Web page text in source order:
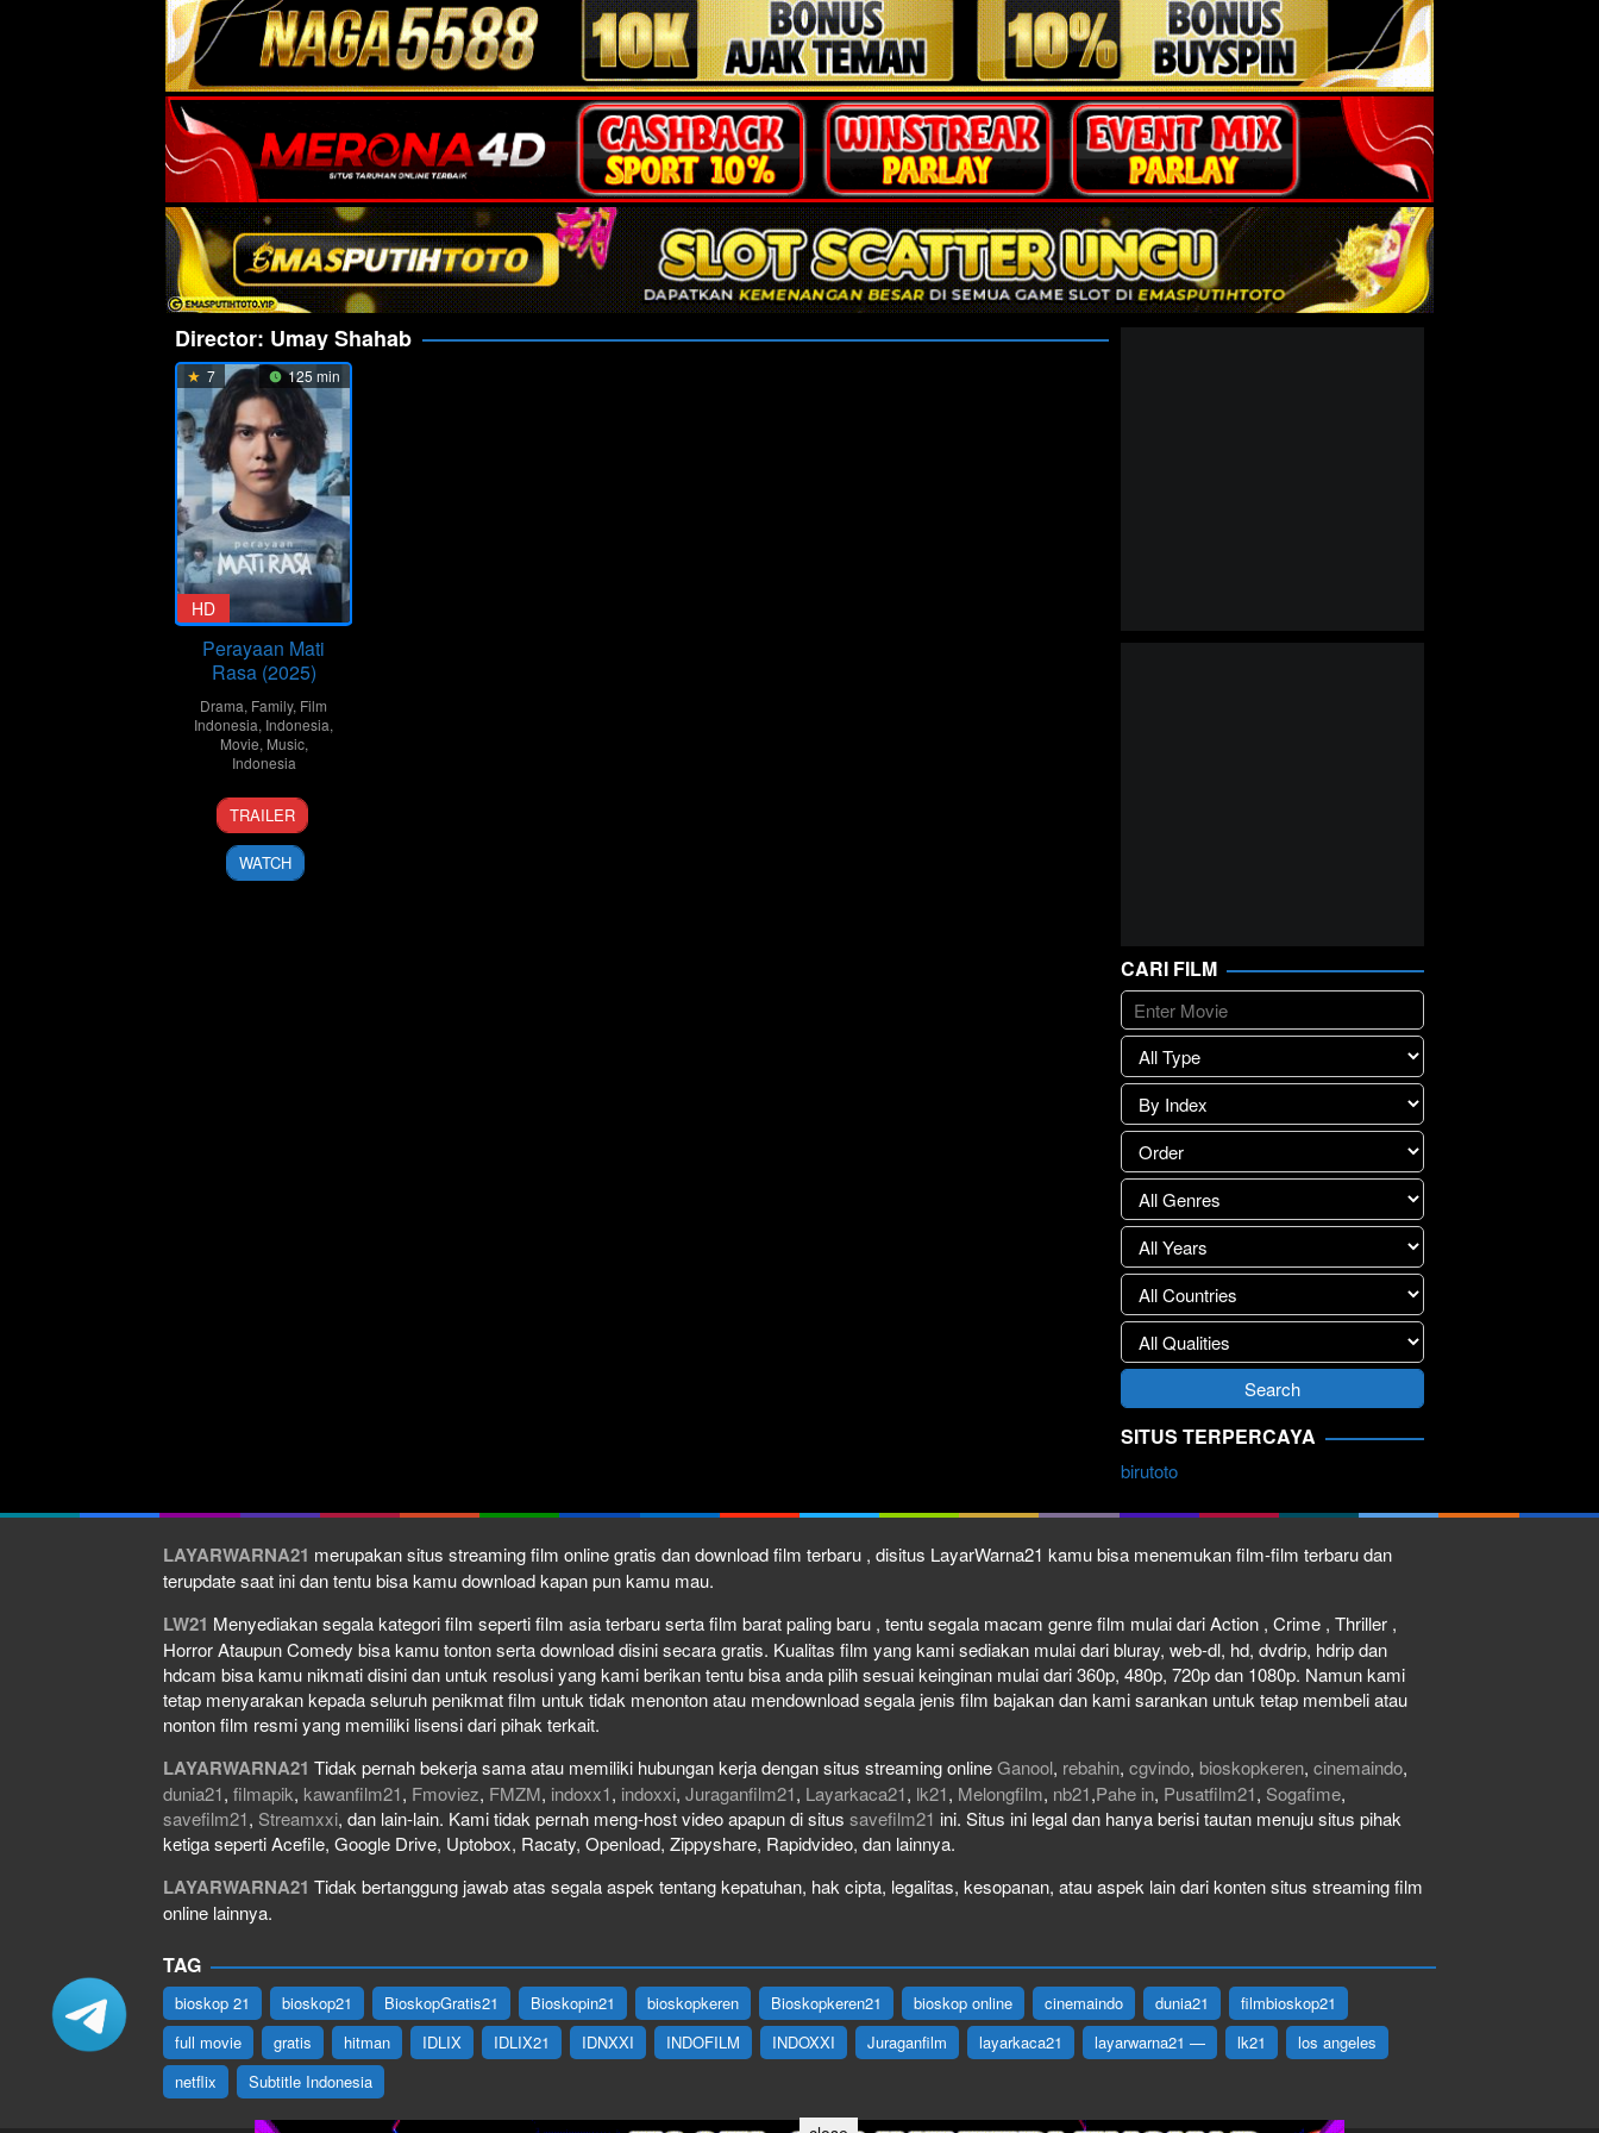
Director: Umay Shahab
7 125 min
HD
Perayaan Mati
Rasa (2025)
Drama, Family, Film
Indonesia, Indonesia,
Movie, Music,
Indonesia
29
Jan
2025
Umay
Shahab
TRAILER
WATCH
CARI FILM
SITUS TERPERCAYA
birutoto
LAYARWARNA21 merupakan situs streaming film online gratis dan download film terbaru , disitus LayarWarna21 kamu bisa menemukan film-film terbaru dan
terupdate saat ini dan tentu bisa kamu download kapan pun kamu mau.
LW21 Menyediakan segala kategori film seperti film asia terbaru serta film barat paling baru , tentu segala macam genre film mulai dari Action , Crime , Thriller ,
Horror Ataupun Comedy bisa kamu tonton serta download disini secara gratis. Kualitas film yang kami sediakan mulai dari bluray, web-dl, hd, dvdrip, hdrip dan
hdcam bisa kamu nikmati disini dan untuk resolusi yang kami berikan tentu bisa anda pilih sesuai keinginan mulai dari 360p, 480p, 720p dan 1080p. Namun kami
tetap menyarakan kepada seluruh penikmat film untuk tidak menonton atau mendownload segala jenis film bajakan dan kami sarankan untuk tetap membeli atau
nonton film resmi yang memiliki lisensi dari pihak terkait.
LAYARWARNA21 Tidak pernah bekerja sama atau memiliki hubungan kerja dengan situs streaming onlineGanool, rebahin, cgvindo, bioskopkeren, cinemaindo,
dunia21, filmapik, kawanfilm21, Fmoviez, FMZM, indoxx1, indoxxi, Juraganfilm21, Layarkaca21, lk21, Melongfilm, nb21,Pahe in, Pusatfilm21, Sogafime,
savefilm21, Streamxxi, dan lain-lain. Kami tidak pernah meng-host video apapun di situs savefilm21 ini. Situs ini legal dan hanya berisi tautan menuju situs pihak
ketiga seperti Acefile, Google Drive, Uptobox, Racaty, Openload, Zippyshare, Rapidvideo, dan lainnya.
LAYARWARNA21 Tidak bertanggung jawab atas segala aspek tentang kepatuhan, hak cipta, legalitas, kesopanan, atau aspek lain dari konten situs streaming film
online lainnya.
TAG
bioskop 21 bioskop21 BioskopGratis21 Bioskopin21 bioskopkeren Bioskopkeren21 bioskop online cinemaindo dunia21
filmbioskop21
full movie
gratis hitman IDLIX IDLIX21 IDNXXI INDOFILM INDOXXI Juraganfilm layarkaca21 layarwarna21 — lk21
los angeles
netflix
Subtitle Indonesia